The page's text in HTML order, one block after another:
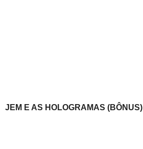
JEM E AS HOLOGRAMAS (BÔNUS)